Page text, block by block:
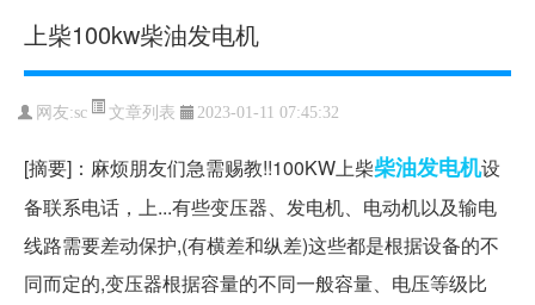
上柴100kw柴油发电机
网友:sc 文章列表 2023-01-11 07:45:32
[摘要]：麻烦朋友们急需赐教!!100KW上柴柴油发电机设
备联系电话，上...有些变压器、发电机、电动机以及输电
线路需要差动保护,(有横差和纵差)这些都是根据设备的不
同而定的,变压器根据容量的不同一般容量、电压等级比